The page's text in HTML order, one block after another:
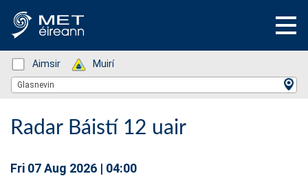
Status: Green
Aimsir Status: Green
Muirí
Location Search
Glasnevin
Radar Báistí 12 uair
Fri 07 Aug 2026 | 04:00